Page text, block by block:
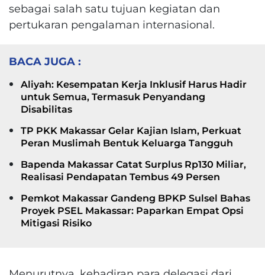
sebagai salah satu tujuan kegiatan dan
pertukaran pengalaman internasional.
BACA JUGA :
Aliyah: Kesempatan Kerja Inklusif Harus Hadir
untuk Semua, Termasuk Penyandang
Disabilitas
TP PKK Makassar Gelar Kajian Islam, Perkuat
Peran Muslimah Bentuk Keluarga Tangguh
Bapenda Makassar Catat Surplus Rp130 Miliar,
Realisasi Pendapatan Tembus 49 Persen
Pemkot Makassar Gandeng BPKP Sulsel Bahas
Proyek PSEL Makassar: Paparkan Empat Opsi
Mitigasi Risiko